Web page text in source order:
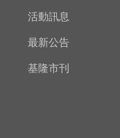
活動訊息
最新公告
基隆市刊